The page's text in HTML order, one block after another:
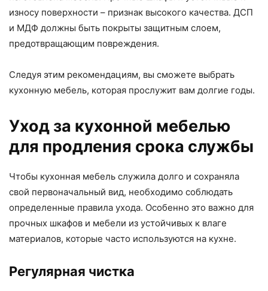
износу поверхности – признак высокого качества. ДСП
и МДФ должны быть покрыты защитным слоем,
предотвращающим повреждения.
Следуя этим рекомендациям, вы сможете выбрать
кухонную мебель, которая прослужит вам долгие годы.
Уход за кухонной мебелью
для продления срока службы
Чтобы кухонная мебель служила долго и сохраняла
свой первоначальный вид, необходимо соблюдать
определенные правила ухода. Особенно это важно для
прочных шкафов и мебели из устойчивых к влаге
материалов, которые часто используются на кухне.
Регулярная чистка